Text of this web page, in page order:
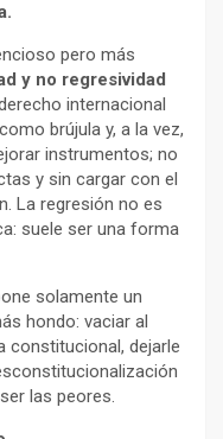
pero más
y no regresividad
internacional
brújula y, a la vez,
instrumentos; no
y sin cargar con el
La regresión no es
suele ser una forma
solamente un
hondo: vaciar al
constitucional, dejarle
las peores.